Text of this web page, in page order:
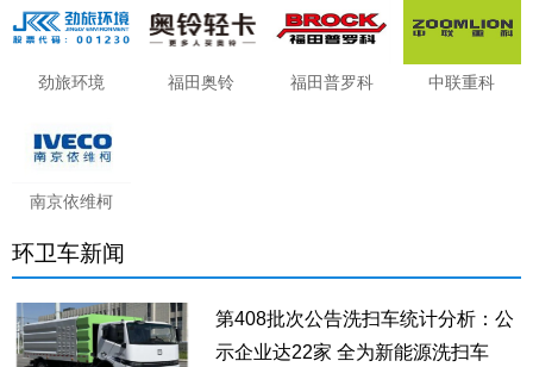
劲旅环境 福田奥铃 福田普罗科 中联重科
南京依维柯
环卫车新闻
第408批次公告洗扫车统计分析：公
示企业达22家 全为新能源洗扫车